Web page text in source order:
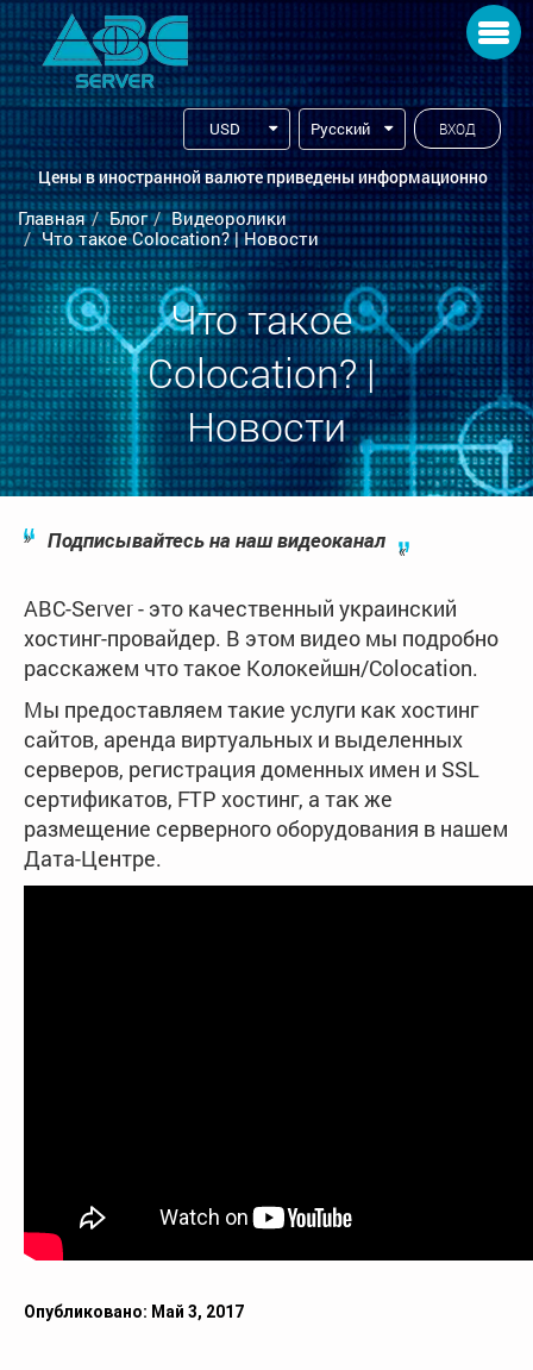
Toggle navigation
ВХОД
Русский
USD
Цены в иностранной валюте приведены информационно
Главная Блог
Видеоролики
Что такое Colocation? | Новости
Что такое
Colocation? |
Новости
Подписывайтесь на наш видеоканал
ABC-Server - это качественный украинский
хостинг-провайдер. В этом видео мы подробно
расскажем что такое Колокейшн/Colocation.
Мы предоставляем такие услуги как хостинг
сайтов, аренда виртуальных и выделенных
серверов, регистрация доменных имен и SSL
сертификатов, FTP хостинг, а так же
размещение серверного оборудования в нашем
Дата-Центре.
Опубликовано: Май 3, 2017